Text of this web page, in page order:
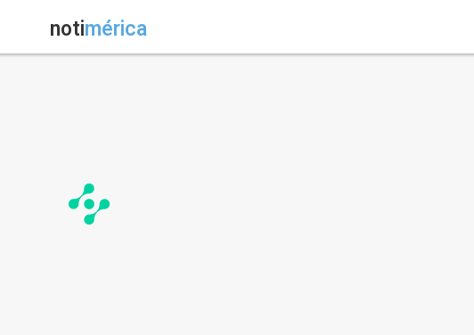
notimérica